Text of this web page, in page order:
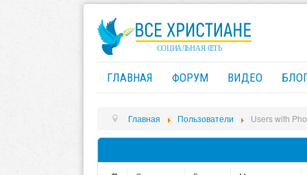
ГЛАВНАЯ ФОРУМ ВИДЕО
Главная Пользователи Users with